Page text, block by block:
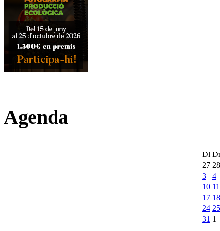
Agenda
Dl
27 28
3
4
10 11
17 18
24 25
31 1